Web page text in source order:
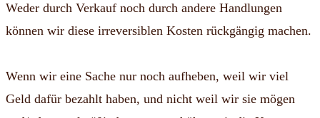
Weder durch Verkauf noch durch andere Handlungen
können wir diese irreversiblen Kosten rückgängig machen.
Wenn wir eine Sache nur noch aufheben, weil wir viel
Geld dafür bezahlt haben, und nicht weil wir sie mögen